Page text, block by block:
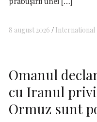
8 august 2026 International
Omanul
cu Iranul
Ormuz sunt